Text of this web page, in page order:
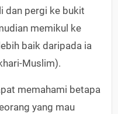
dan pergi ke bukit
memikul ke
baik daripada ia
Muslim).
memahami betapa
yang mau